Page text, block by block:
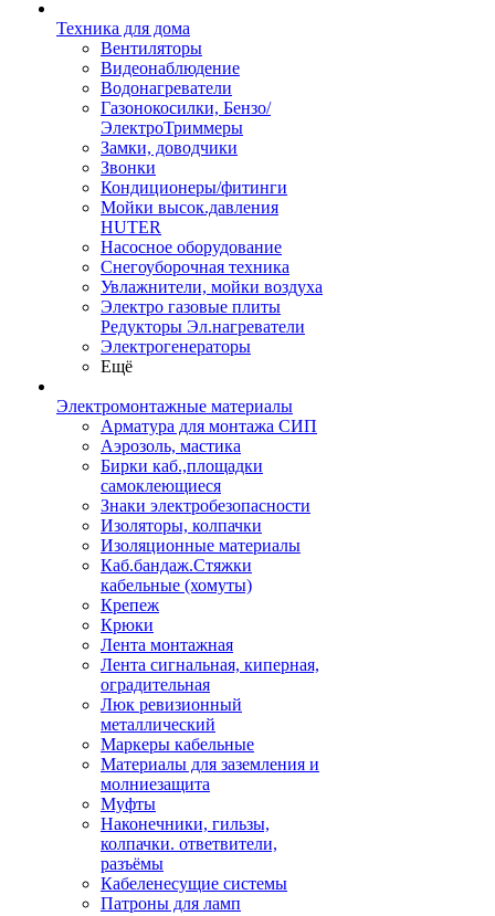
Техника для дома
Вентиляторы
Видеонаблюдение
Водонагреватели
Газонокосилки, Бензо/
ЭлектроТриммеры
Замки, доводчики
Звонки
Кондиционеры/фитинги
Мойки высок.давления
HUTER
Насосное оборудование
Снегоуборочная техника
Увлажнители, мойки воздуха
Электро газовые плиты
Редукторы Эл.нагреватели
Электрогенераторы
Ещё
Электромонтажные материалы
Арматура для монтажа СИП
Аэрозоль, мастика
Бирки каб.,площадки
самоклеющиеся
Знаки электробезопасности
Изоляторы, колпачки
Изоляционные материалы
Каб.бандаж.Стяжки
кабельные (хомуты)
Крепеж
Крюки
Лента монтажная
Лента сигнальная, киперная,
оградительная
Люк ревизионный
металлический
Маркеры кабельные
Материалы для заземления и
молниезащита
Муфты
Наконечники, гильзы,
колпачки. ответвители,
разъёмы
Кабеленесущие системы
Патроны для ламп